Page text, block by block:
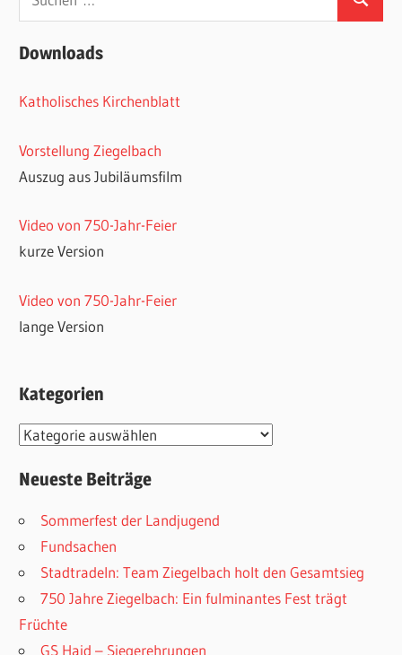
Suchen
Downloads
Katholisches Kirchenblatt
Vorstellung Ziegelbach
Auszug aus Jubiläumsfilm
Video von 750-Jahr-Feier
kurze Version
Video von 750-Jahr-Feier
lange Version
Kategorien
Kategorien
Neueste Beiträge
Sommerfest der Landjugend
Fundsachen
Stadtradeln: Team Ziegelbach holt den Gesamtsieg
750 Jahre Ziegelbach: Ein fulminantes Fest trägt
Früchte
GS Haid – Siegerehrungen